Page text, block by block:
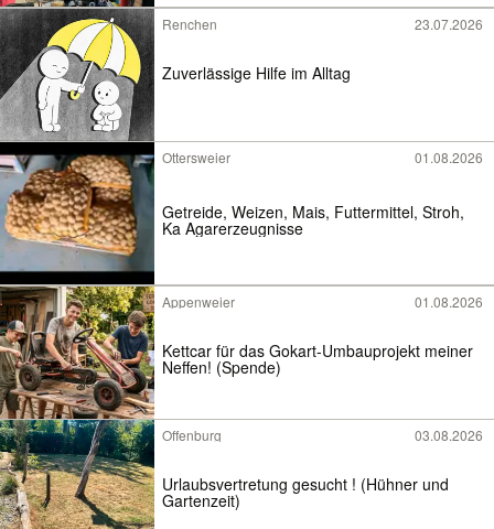
Renchen 23.07.2026
Zuverlässige Hilfe im Alltag
Ottersweier 01.08.2026
Getreide, Weizen, Mais, Futtermittel, Stroh,
Ka Agarerzeugnisse
Appenweier 01.08.2026
Kettcar für das Gokart-Umbauprojekt meiner
Neffen! (Spende)
Offenburg 03.08.2026
Urlaubsvertretung gesucht ! (Hühner und
Gartenzeit)